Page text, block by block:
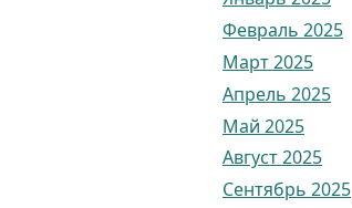
Февраль 2025
Март 2025
Апрель 2025
Май 2025
Август 2025
Сентябрь 2025